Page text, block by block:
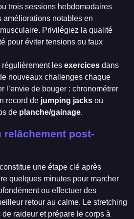
trois sessions hebdomadaires
améliorations notables en
Privilégiez la qualité
pour éviter tensions ou faux
les exercices dans
nouveaux challenges chaque
l’envie de bouger : chronométrer
record de jumping jacks ou
de planche/gainage.
relâchement post-
une étape clé après
quelques minutes pour marcher
ou effectuer des
retour au calme. Le stretching
raideur et prépare le corps à